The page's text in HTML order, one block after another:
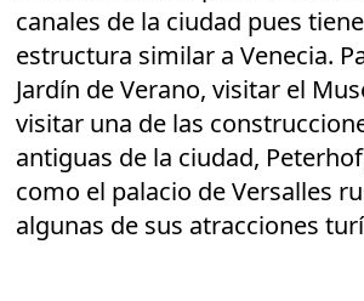
canales de la ciudad pues
estructura similar a Venecia.
Jardín de Verano, visitar el
visitar una de las
antiguas de la ciudad,
como el palacio de Versalles
algunas de sus atracciones